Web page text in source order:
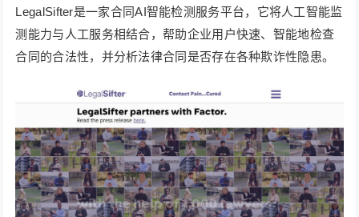
LegalSifter是一家合同AI智能检测服务平台，它将人工智能监
测能力与人工服务相结合，帮助企业用户快速、智能地检查
合同的合法性，并分析法律合同是否存在各种欺诈性隐患。